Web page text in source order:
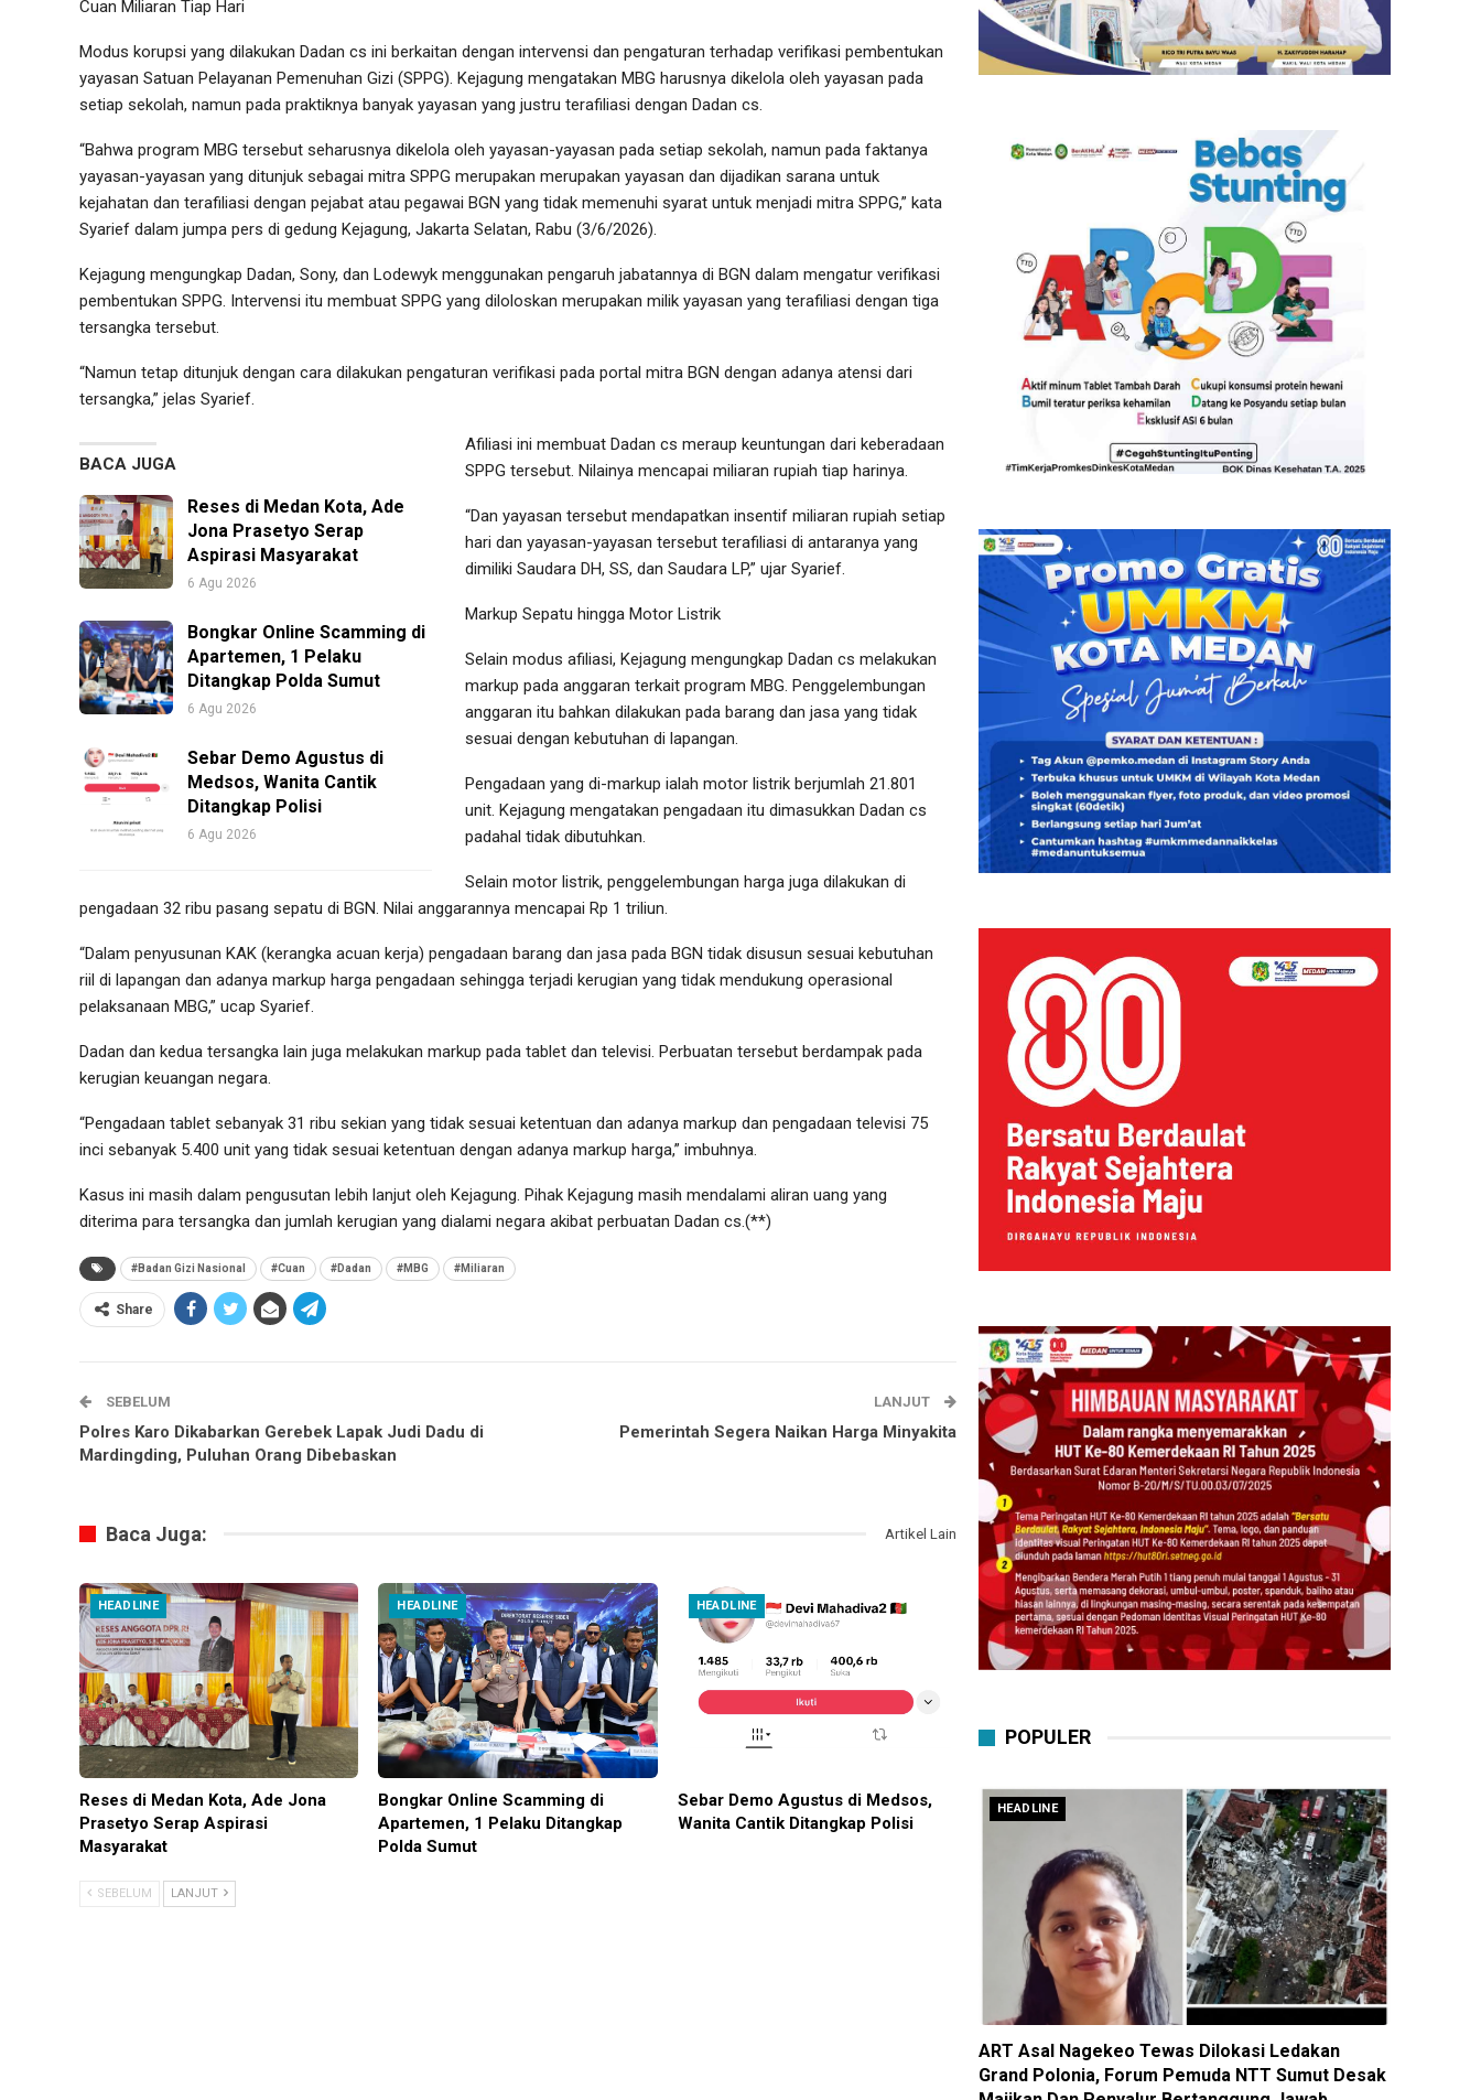
Cuan Miliaran Tiap Hari
Modus korupsi yang dilakukan Dadan cs ini berkaitan dengan intervensi dan pengaturan terhadap verifikasi pembentukan
yayasan Satuan Pelayanan Pemenuhan Gizi (SPPG). Kejagung mengatakan MBG harusnya dikelola oleh yayasan pada
setiap sekolah, namun pada praktiknya banyak yayasan yang justru terafiliasi dengan Dadan cs.
“Bahwa program MBG tersebut seharusnya dikelola oleh yayasan-yayasan pada setiap sekolah, namun pada faktanya
yayasan-yayasan yang ditunjuk sebagai mitra SPPG merupakan merupakan yayasan dan dijadikan sarana untuk
kejahatan dan terafiliasi dengan pejabat atau pegawai BGN yang tidak memenuhi syarat untuk menjadi mitra SPPG,” kata
Syarief dalam jumpa pers di gedung Kejagung, Jakarta Selatan, Rabu (3/6/2026).
Kejagung mengungkap Dadan, Sony, dan Lodewyk menggunakan pengaruh jabatannya di BGN dalam mengatur verifikasi
pembentukan SPPG. Intervensi itu membuat SPPG yang diloloskan merupakan milik yayasan yang terafiliasi dengan tiga
tersangka tersebut.
“Namun tetap ditunjuk dengan cara dilakukan pengaturan verifikasi pada portal mitra BGN dengan adanya atensi dari
tersangka,” jelas Syarief.
BACA JUGA
Reses di Medan Kota, Ade
Jona Prasetyo Serap
Aspirasi Masyarakat
6 Agu 2026
Bongkar Online Scamming di
Apartemen, 1 Pelaku
Ditangkap Polda Sumut
6 Agu 2026
Sebar Demo Agustus di
Medsos, Wanita Cantik
Ditangkap Polisi
6 Agu 2026
Afiliasi ini membuat Dadan cs meraup keuntungan dari keberadaan
SPPG tersebut. Nilainya mencapai miliaran rupiah tiap harinya.
“Dan yayasan tersebut mendapatkan insentif miliaran rupiah setiap
hari dan yayasan-yayasan tersebut terafiliasi di antaranya yang
dimiliki Saudara DH, SS, dan Saudara LP,” ujar Syarief.
Markup Sepatu hingga Motor Listrik
Selain modus afiliasi, Kejagung mengungkap Dadan cs melakukan
markup pada anggaran terkait program MBG. Penggelembungan
anggaran itu bahkan dilakukan pada barang dan jasa yang tidak
sesuai dengan kebutuhan di lapangan.
Pengadaan yang di-markup ialah motor listrik berjumlah 21.801
unit. Kejagung mengatakan pengadaan itu dimasukkan Dadan cs
padahal tidak dibutuhkan.
Selain motor listrik, penggelembungan harga juga dilakukan di
pengadaan 32 ribu pasang sepatu di BGN. Nilai anggarannya mencapai Rp 1 triliun.
“Dalam penyusunan KAK (kerangka acuan kerja) pengadaan barang dan jasa pada BGN tidak disusun sesuai kebutuhan
riil di lapangan dan adanya markup harga pengadaan sehingga terjadi kerugian yang tidak mendukung operasional
pelaksanaan MBG,” ucap Syarief.
Dadan dan kedua tersangka lain juga melakukan markup pada tablet dan televisi. Perbuatan tersebut berdampak pada
kerugian keuangan negara.
“Pengadaan tablet sebanyak 31 ribu sekian yang tidak sesuai ketentuan dan adanya markup dan pengadaan televisi 75
inci sebanyak 5.400 unit yang tidak sesuai ketentuan dengan adanya markup harga,” imbuhnya.
Kasus ini masih dalam pengusutan lebih lanjut oleh Kejagung. Pihak Kejagung masih mendalami aliran uang yang
diterima para tersangka dan jumlah kerugian yang dialami negara akibat perbuatan Dadan cs.(**)
#Badan Gizi Nasional #Cuan #Dadan #MBG #Miliaran
Share
SEBELUM
Polres Karo Dikabarkan Gerebek Lapak Judi Dadu di
Mardingding, Puluhan Orang Dibebaskan
LANJUT
Pemerintah Segera Naikan Harga Minyakita
Baca Juga: Artikel Lain
HEADLINE
Reses di Medan Kota, Ade Jona
Prasetyo Serap Aspirasi
Masyarakat
HEADLINE
Bongkar Online Scamming di
Apartemen, 1 Pelaku Ditangkap
Polda Sumut
HEADLINE
Sebar Demo Agustus di Medsos,
Wanita Cantik Ditangkap Polisi
SEBELUM LANJUT
POPULER
HEADLINE
ART Asal Nagekeo Tewas Dilokasi Ledakan
Grand Polonia, Forum Pemuda NTT Sumut Desak